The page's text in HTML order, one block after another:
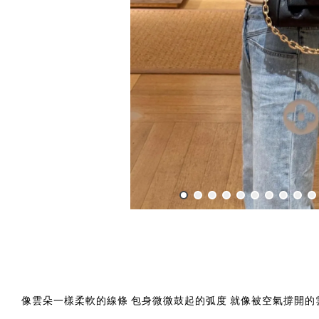
像雲朵一樣柔軟的線條 包身微微鼓起的弧度 就像被空氣撐開的